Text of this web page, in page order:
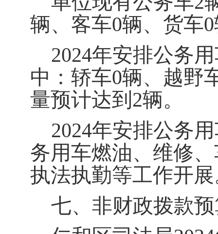
辆、客车0辆、货车0
2024年安排公务
中：轿车0辆、越野
量预计达到 2辆。
2024年安排公务
务用车燃油、 维修
执法执勤等工作开
七、非财政拨款